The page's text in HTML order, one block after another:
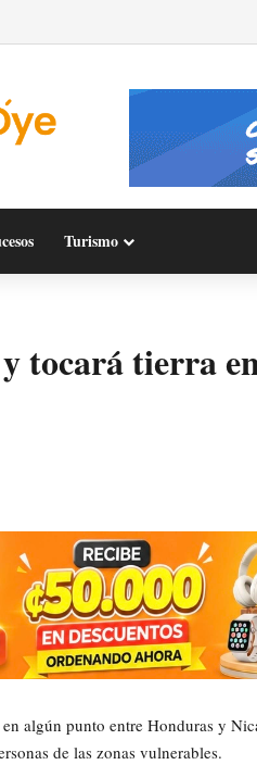
Turismo
tocará tierra
algún punto entre Honduras y
de las zonas vulnerables.